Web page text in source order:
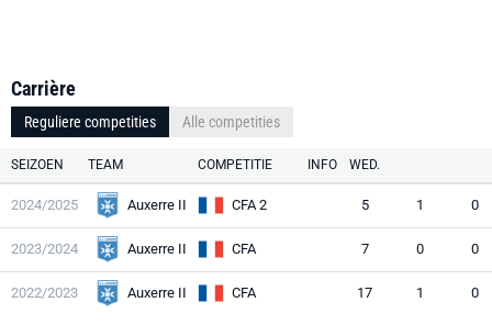
Carrière
Reguliere competities Alle competities
SEIZOEN TEAM COMPETITIE INFO WED.
2024/2025 Auxerre II CFA 2 5 1 0
2023/2024 Auxerre II CFA 7 0 0
2022/2023 Auxerre II CFA 17 1 0